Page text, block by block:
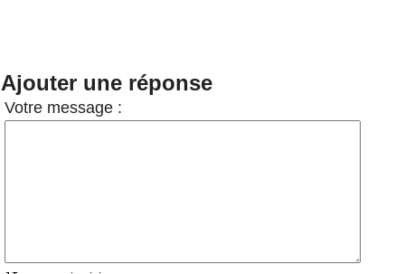
Ajouter une réponse
Votre message :